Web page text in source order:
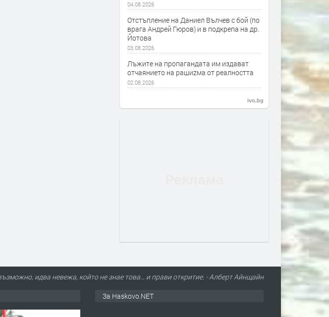
04.08.2026
Отстъпление на Даниел Вълчев с бой (по
врага Андрей Гюров) и в подкрепа на др.
Йотова
03.08.2026
Лъжите на пропагандата им издават
отчаянието на рашиzма от реалността
02.08.2026
ivo.bg
идва невежа, който не знае това… и прави откритие. - Алберт Айнщайн
За Haskovo.NET